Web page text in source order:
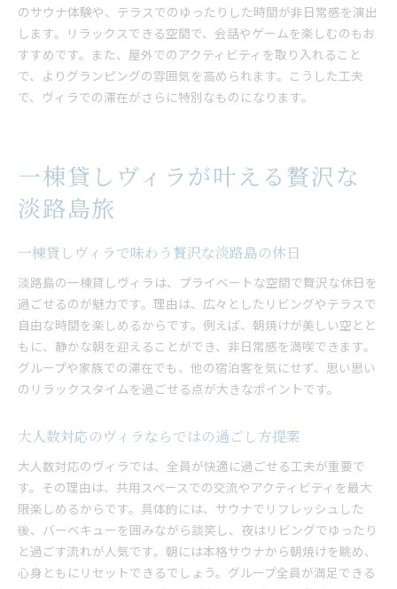
のサウナ体験や、テラスでのゆったりした時間が非日常感を演出
します。リラックスできる空間で、会話やゲームを楽しむのもお
すすめです。また、屋外でのアクティビティを取り入れること
で、よりグランピングの雰囲気を高められます。こうした工夫
で、ヴィラでの滞在がさらに特別なものになります。
一棟貸しヴィラが叶える贅沢な
淡路島旅
一棟貸しヴィラで味わう贅沢な淡路島の休日
淡路島の一棟貸しヴィラは、プライベートな空間で贅沢な休日を
過ごせるのが魅力です。理由は、広々としたリビングやテラスで
自由な時間を楽しめるからです。例えば、朝焼けが美しい空とと
もに、静かな朝を迎えることができ、非日常感を満喫できます。
グループや家族での滞在でも、他の宿泊客を気にせず、思い思い
のリラックスタイムを過ごせる点が大きなポイントです。
大人数対応のヴィラならではの過ごし方提案
大人数対応のヴィラでは、全員が快適に過ごせる工夫が重要で
す。その理由は、共用スペースでの交流やアクティビティを最大
限楽しめるからです。具体的には、サウナでリフレッシュした
後、バーベキューを囲みながら談笑し、夜はリビングでゆったり
と過ごす流れが人気です。朝には本格サウナから朝焼けを眺め、
心身ともにリセットできるでしょう。グループ全員が満足できる